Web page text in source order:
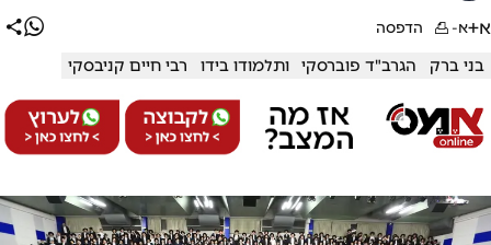
א+א- הדפסה
בני ברק הגרב"ד פוברסקי ותלמודו בידו רבי חיים קניבסקי